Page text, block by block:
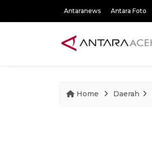
Antaranews Antara Foto
Home Daerah